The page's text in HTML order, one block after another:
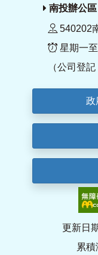
南投辦公區
540202
星期一
（公司登
政
更新日
累